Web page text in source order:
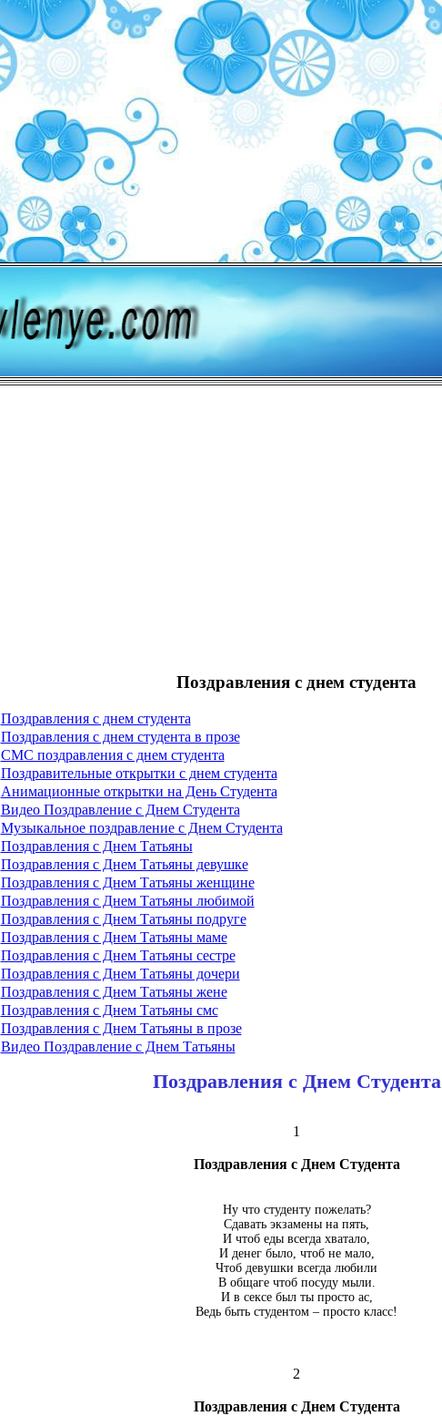
Поздравления с днем студента
Поздравления с днем студента
Поздравления с днем студента в прозе
СМС поздравления с днем студента
Поздравительные открытки с днем студента
Анимационные открытки на День Студента
Видео Поздравление с Днем Студента
Музыкальное поздравление с Днем Студента
Поздравления с Днем Татьяны
Поздравления с Днем Татьяны девушке
Поздравления с Днем Татьяны женщине
Поздравления с Днем Татьяны любимой
Поздравления с Днем Татьяны подруге
Поздравления с Днем Татьяны маме
Поздравления с Днем Татьяны сестре
Поздравления с Днем Татьяны дочери
Поздравления с Днем Татьяны жене
Поздравления с Днем Татьяны смс
Поздравления с Днем Татьяны в прозе
Видео Поздравление с Днем Татьяны
Поздравления с Днем Студента
1
Поздравления с Днем Студента
Ну что студенту пожелать?
Сдавать экзамены на пять,
И чтоб еды всегда хватало,
И денег было, чтоб не мало,
Чтоб девушки всегда любили
В общаге чтоб посуду мыли.
И в сексе был ты просто ас,
Ведь быть студентом – просто класс!
2
Поздравления с Днем Студента